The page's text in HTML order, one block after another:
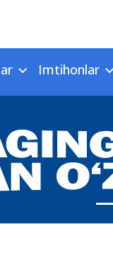
Imtihonlar